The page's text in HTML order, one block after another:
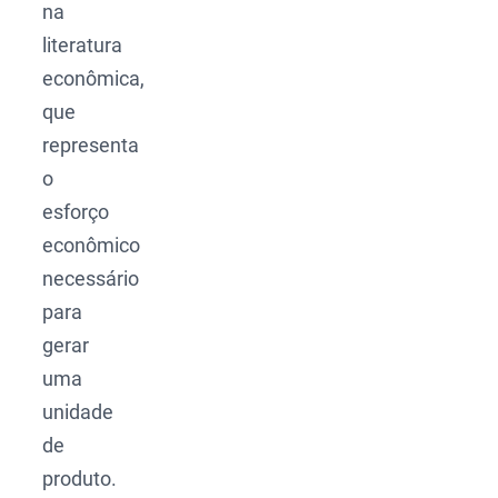
na
literatura
econômica,
que
representa
o
esforço
econômico
necessário
para
gerar
uma
unidade
de
produto.